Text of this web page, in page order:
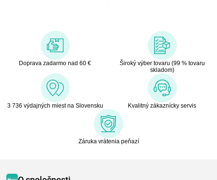
Doprava zadarmo nad 60 €
Široký výber tovaru (99 % tovaru
skladom)
3 736 výdajných miest na Slovensku Kvalitný zákaznícky servis
Záruka vrátenia peňazí